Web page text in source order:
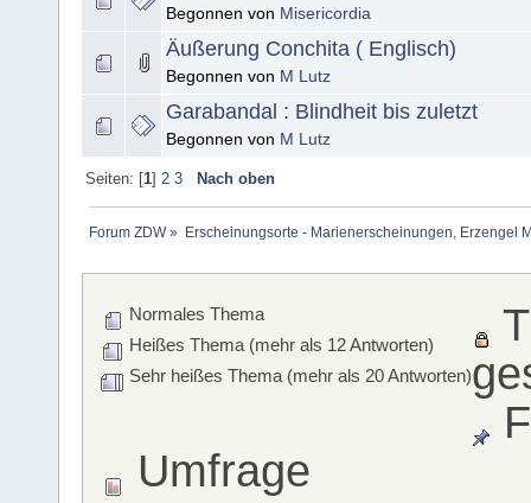
Begonnen von Misericordia
Äußerung Conchita ( Englisch)
Begonnen von M Lutz
Garabandal : Blindheit bis zuletzt
Begonnen von M Lutz
Seiten: [1] 2 3 Nach oben
Forum ZDW» Erscheinungsorte - Marienerscheinungen, Erzengel
Normales Thema
Heißes Thema (mehr als 12 Antworten)
Sehr heißes Thema (mehr als 20 Antworten)
Umfrage